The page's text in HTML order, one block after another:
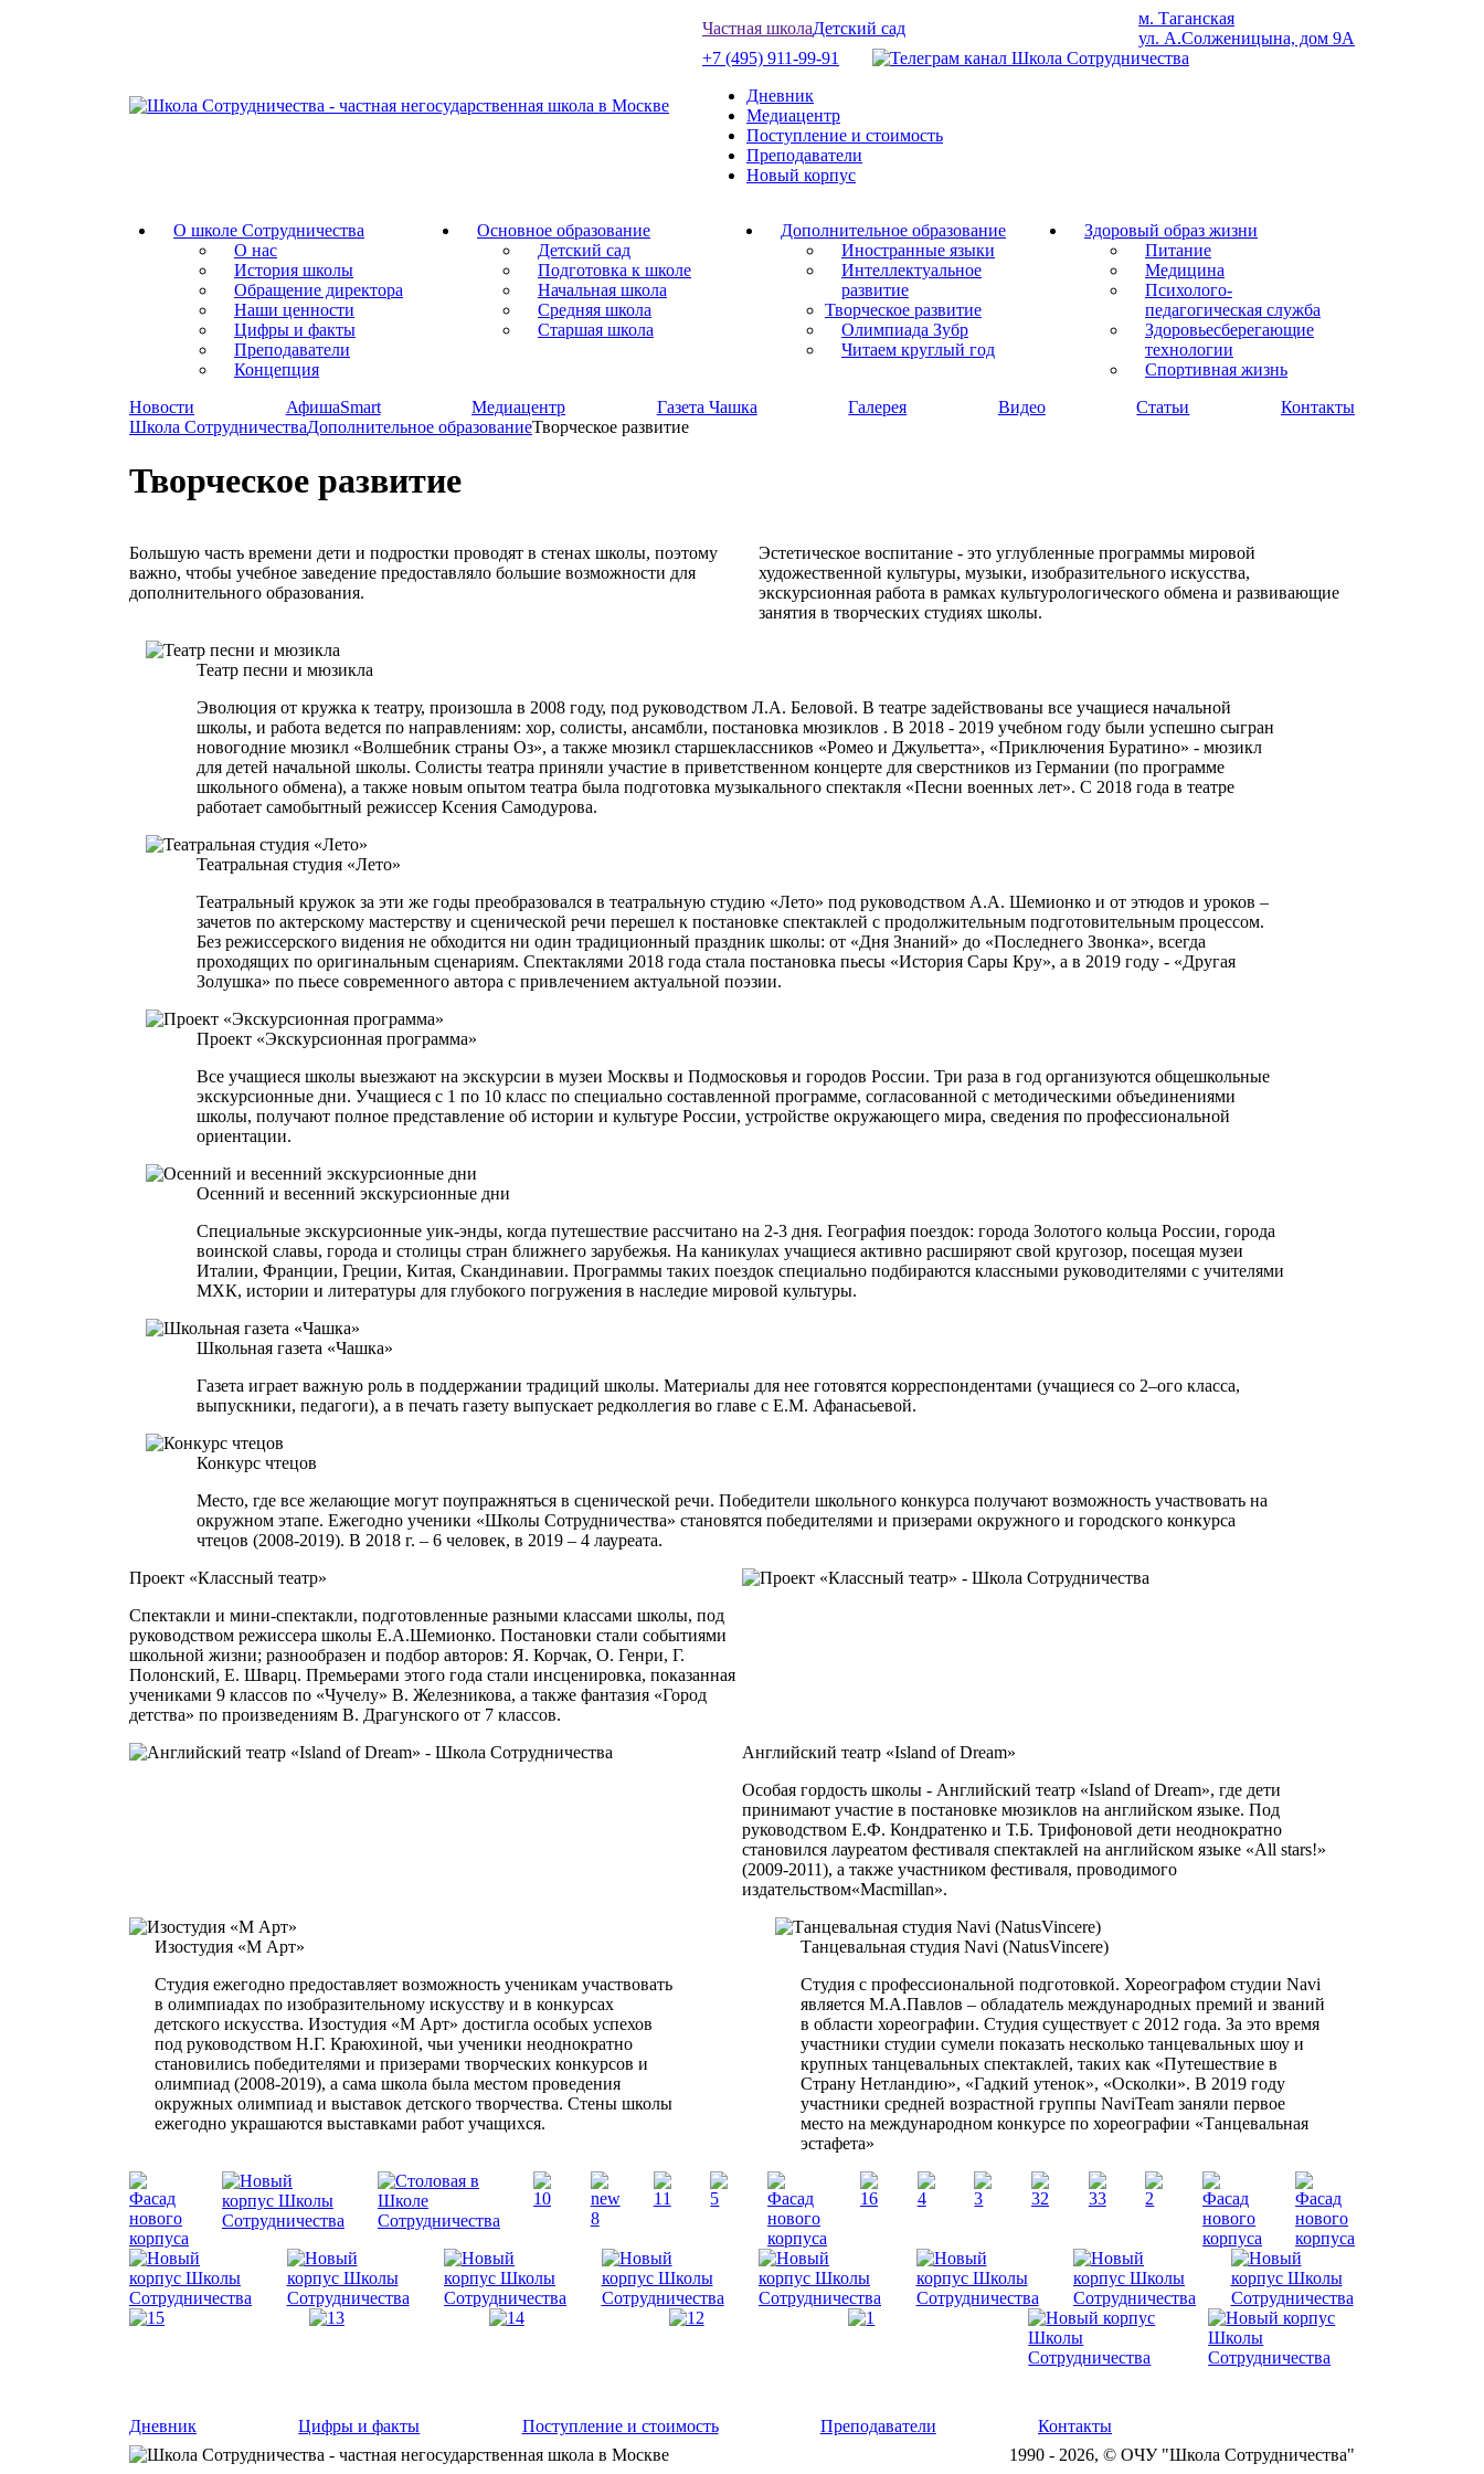
Частная школаДетский сад
м. Таганская
ул. А.Солженицына, дом 9А
+7 (495) 911-99-91
Дневник
Медиацентр
Поступление и стоимость
Преподаватели
Новый корпус
О школе Сотрудничества
О нас
История школы
Обращение директора
Наши ценности
Цифры и факты
Преподаватели
Концепция
Основное образование
Детский сад
Подготовка к школе
Начальная школа
Средняя школа
Старшая школа
Дополнительное образование
Иностранные языки
Интеллектуальное
развитие
Творческое развитие
Олимпиада Зубр
Читаем круглый год
Здоровый образ жизни
Питание
Медицина
Психолого-
педагогическая служба
Здоровьесберегающие
технологии
Спортивная жизнь
Новости
АфишаSmart Медиацентр Газета Чашка Галерея Видео Статьи
Контакты
Школа СотрудничестваДополнительное образованиеТворческое развитие
Творческое развитие
Большую часть времени дети и подростки проводят в стенах школы, поэтому
важно, чтобы учебное заведение предоставляло большие возможности для
дополнительного образования.
Эстетическое воспитание - это углубленные программы мировой
художественной культуры, музыки, изобразительного искусства,
экскурсионная работа в рамках культурологического обмена и развивающие
занятия в творческих студиях школы.
Театр песни и мюзикла
Эволюция от кружка к театру, произошла в 2008 году, под руководством Л.А. Беловой. В театре задействованы все учащиеся начальной
школы, и работа ведется по направлениям: хор, солисты, ансамбли, постановка мюзиклов . В 2018 - 2019 учебном году были успешно сыгран
новогодние мюзикл «Волшебник страны Оз», а также мюзикл старшеклассников «Ромео и Джульетта», «Приключения Буратино» - мюзикл
для детей начальной школы. Солисты театра приняли участие в приветственном концерте для сверстников из Германии (по программе
школьного обмена), а также новым опытом театра была подготовка музыкального спектакля «Песни военных лет». С 2018 года в театре
работает самобытный режиссер Ксения Самодурова.
Театральная студия «Лето»
Театральный кружок за эти же годы преобразовался в театральную студию «Лето» под руководством А.А. Шемионко и от этюдов и уроков –
зачетов по актерскому мастерству и сценической речи перешел к постановке спектаклей с продолжительным подготовительным процессом.
Без режиссерского видения не обходится ни один традиционный праздник школы: от «Дня Знаний» до «Последнего Звонка», всегда
проходящих по оригинальным сценариям. Спектаклями 2018 года стала постановка пьесы «История Сары Кру», а в 2019 году - «Другая
Золушка» по пьесе современного автора с привлечением актуальной поэзии.
Проект «Экскурсионная программа»
Все учащиеся школы выезжают на экскурсии в музеи Москвы и Подмосковья и городов России. Три раза в год организуются общешкольные
экскурсионные дни. Учащиеся с 1 по 10 класс по специально составленной программе, согласованной с методическими объединениями
школы, получают полное представление об истории и культуре России, устройстве окружающего мира, сведения по профессиональной
ориентации.
Осенний и весенний экскурсионные дни
Специальные экскурсионные уик-энды, когда путешествие рассчитано на 2-3 дня. География поездок: города Золотого кольца России, города
воинской славы, города и столицы стран ближнего зарубежья. На каникулах учащиеся активно расширяют свой кругозор, посещая музеи
Италии, Франции, Греции, Китая, Скандинавии. Программы таких поездок специально подбираются классными руководителями с учителями
МХК, истории и литературы для глубокого погружения в наследие мировой культуры.
Школьная газета «Чашка»
Газета играет важную роль в поддержании традиций школы. Материалы для нее готовятся корреспондентами (учащиеся со 2–ого класса,
выпускники, педагоги), а в печать газету выпускает редколлегия во главе с Е.М. Афанасьевой.
Конкурс чтецов
Место, где все желающие могут поупражняться в сценической речи. Победители школьного конкурса получают возможность участвовать на
окружном этапе. Ежегодно ученики «Школы Сотрудничества» становятся победителями и призерами окружного и городского конкурса
чтецов (2008-2019). В 2018 г. – 6 человек, в 2019 – 4 лауреата.
Проект «Классный театр»
Спектакли и мини-спектакли, подготовленные разными классами школы, под
руководством режиссера школы Е.А.Шемионко. Постановки стали событиями
школьной жизни; разнообразен и подбор авторов: Я. Корчак, О. Генри, Г.
Полонский, Е. Шварц. Премьерами этого года стали инсценировка, показанная
учениками 9 классов по «Чучелу» В. Железникова, а также фантазия «Город
детства» по произведениям В. Драгунского от 7 классов.
Английский театр «Island of Dream»
Особая гордость школы - Английский театр «Island of Dream», где дети
принимают участие в постановке мюзиклов на английском языке. Под
руководством Е.Ф. Кондратенко и Т.Б. Трифоновой дети неоднократно
становился лауреатом фестиваля спектаклей на английском языке «All stars!»
(2009-2011), а также участником фестиваля, проводимого
издательством«Macmillan».
Изостудия «М Арт»
Студия ежегодно предоставляет возможность ученикам участвовать
в олимпиадах по изобразительному искусству и в конкурсах
детского искусства. Изостудия «М Арт» достигла особых успехов
под руководством Н.Г. Краюхиной, чьи ученики неоднократно
становились победителями и призерами творческих конкурсов и
олимпиад (2008-2019), а сама школа была местом проведения
окружных олимпиад и выставок детского творчества. Стены школы
ежегодно украшаются выставками работ учащихся.
Танцевальная студия Navi (NatusVincere)
Студия с профессиональной подготовкой. Хореографом студии Navi
является М.А.Павлов – обладатель международных премий и званий
в области хореографии. Студия существует с 2012 года. За это время
участники студии сумели показать несколько танцевальных шоу и
крупных танцевальных спектаклей, таких как «Путешествие в
Страну Нетландию», «Гадкий утенок», «Осколки». В 2019 году
участники средней возрастной группы NaviTeam заняли первое
место на международном конкурсе по хореографии «Танцевальная
эстафета»
Дневник Цифры и факты Поступление и стоимость Преподаватели
Контакты
1990 - 2026, © ОЧУ "Школа Сотрудничества"